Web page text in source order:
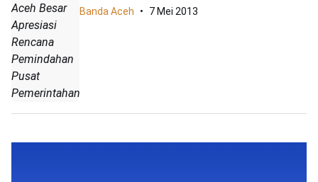
Aceh Besar
Apresiasi
Rencana
Pemindahan
Pusat
Pemerintahan
Banda Aceh 7 Mei 2013